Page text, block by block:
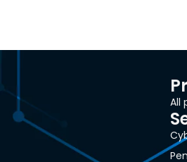
All